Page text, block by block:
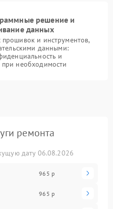
решение и
данных
и инструментов,
данными:
и
необходимости
ремонта
дату 06.08.2026
965 р
965 р